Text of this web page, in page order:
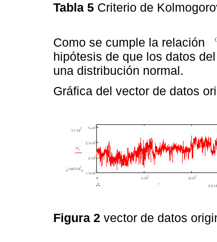
Tabla 5 Criterio de
Como se cumple la relación
hipótesis de que los datos
una distribución normal.
Gráfica del vector de datos
Figura 2 vector de datos